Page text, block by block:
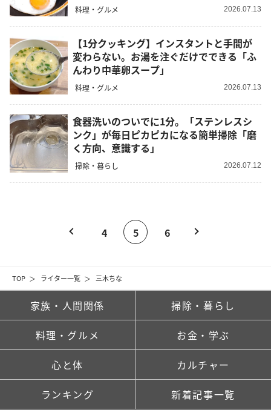
TOP ライター一覧 三木ちな
料理・グルメ 2026.07.13
【1分クッキング】インスタントと手間が
変わらない。お湯を注ぐだけでできる「ふ
んわり中華卵スープ」
料理・グルメ 2026.07.13
食器洗いのついでに1分。「ステンレスシ
ンク」が毎日ピカピカになる簡単掃除「磨
く方向、意識する」
掃除・暮らし 2026.07.12
4 5 6
家族・人間関係 掃除・暮らし
料理・グルメ お金・学ぶ
心と体 カルチャー
ランキング 新着記事一覧